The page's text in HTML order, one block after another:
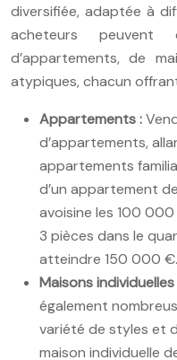
diversifiée, adaptée à
acheteurs
d’appartements, de
atypiques, chacun
Appartements :
d’appartements,
appartements
d’un appartement
avoisine les 100
3 pièces dans le
atteindre 150 000 €.
Maisons individuelles
également
variété de styles et
maison individuelle